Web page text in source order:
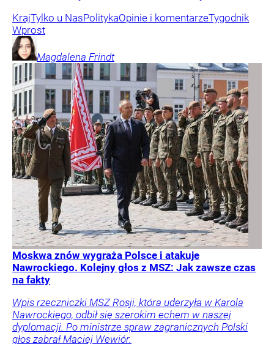
KrajTylko u NasPolitykaOpinie i komentarzeTygodnik
Wprost
Magdalena Frindt
Moskwa znów wygraża Polsce i atakuje
Nawrockiego. Kolejny głos z MSZ: Jak zawsze czas
na fakty
Wpis rzeczniczki MSZ Rosji, która uderzyła w Karola
Nawrockiego, odbił się szerokim echem w naszej
dyplomacji. Po ministrze spraw zagranicznych Polski
głos zabrał Maciej Wewiór.